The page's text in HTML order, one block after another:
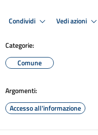
Condividi Vedi azioni
Categorie:
Comune
Argomenti:
Accesso all'informazione